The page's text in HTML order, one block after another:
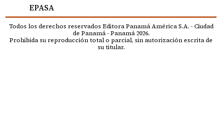
EPASA
Todos los derechos reservados Editora Panamá América S.A. - Ciudad
de Panamá - Panamá 2026.
Prohibida su reproducción total o parcial, sin autorización escrita de
su titular.